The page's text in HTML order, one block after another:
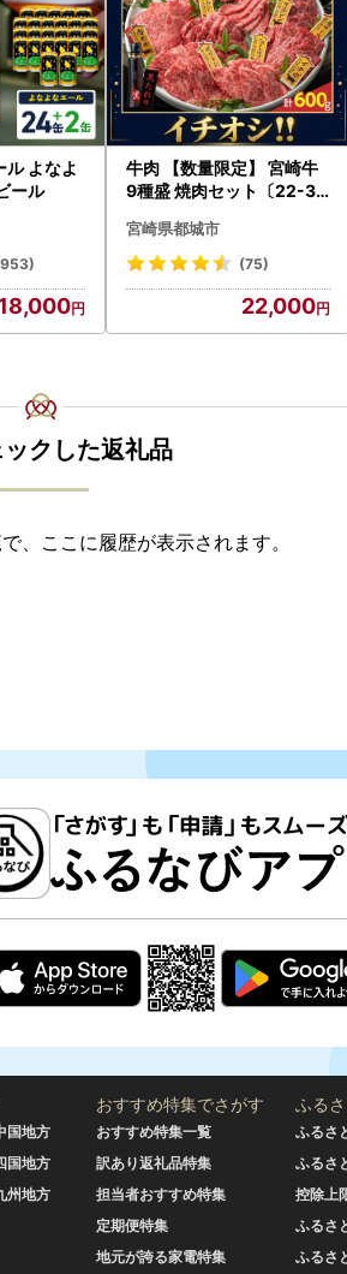
ル よなよ
ール
18,000
牛肉 【数量限定】 宮崎牛
9種盛 焼肉セット〔22-31
シ!! 牛肉
宮崎県都城市
(75)
22,000
クした返礼品
、ここに履歴が表示されます。
国地方
国地方
州地方
おすすめ特集でさがす
おすすめ特集一覧
訳あり返礼品特集
担当者おすすめ特集
定期便特集
地元が誇る家電特集
ふる
ふるさ
ふるさ
控除上
ふるさ
ふるさ